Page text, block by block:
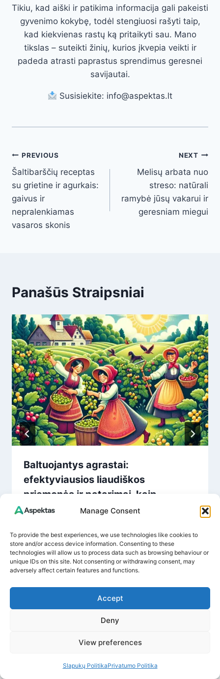
Manage Consent
To provide the best experiences, we use technologies like cookies to
store and/or access device information. Consenting to these
technologies will allow us to process data such as browsing behaviour or
unique IDs on this site. Not consenting or withdrawing consent, may
adversely affect certain features and functions.
Accept
Deny
View preferences
Slapukų PolitikaPrivatumo Politika
Tikiu, kad aiški ir patikima informacija gali pakeisti
gyvenimo kokybę, todėl stengiuosi rašyti taip,
kad kiekvienas rastų ką pritaikyti sau. Mano
tikslas – suteikti žinių, kurios įkvepia veikti ir
padeda atrasti paprastus sprendimus geresnei
savijautai.
Susisiekite: info@aspektas.lt
Post
navigation
PREVIOUS
Šaltibarščių receptas
su grietine ir agurkais:
gaivus ir
nepralenkiamas
vasaros skonis
NEXT
Melisų arbata nuo
streso: natūrali
ramybė jūsų vakarui ir
geresniam miegui
Panašūs Straipsniai
Baltuojantys agrastai:
efektyviausios liaudiškos
priemonės ir patarimai, kaip
išgelbėti derlių